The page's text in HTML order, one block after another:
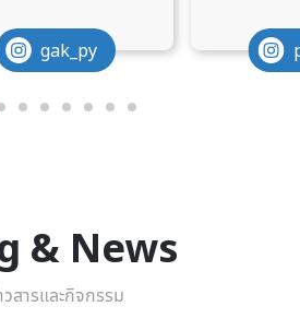
gak_py
& News
วสารและกิจกรรม